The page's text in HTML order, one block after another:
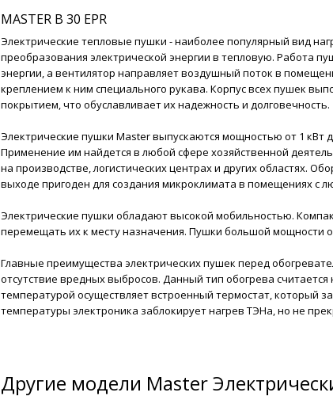
MASTER B 30 EPR
Электрические тепловые пушки - наиболее популярный вид
преобразования электрической энергии в тепловую. Работа
энергии, а вентилятор направляет воздушный поток в
креплением к ним специального рукава. Корпус всех пушек
покрытием, что обуславливает их надежность и долговечность.
Электрические пушки Master выпускаются мощностью от 1
Применение им найдется в любой сфере хозяйственной
на производстве, логистических центрах и других областях.
выходе пригоден для создания микроклимата в помещениях с
Электрические пушки обладают высокой мобильностью.
перемещать их к месту назначения. Пушки большой мощности
Главные преимущества электрических пушек перед
отсутствие вредных выбросов. Данный тип обогрева
температурой осуществляет встроенный термостат, который
температуры электроника заблокирует нагрев ТЭНа, но не
Другие модели Master